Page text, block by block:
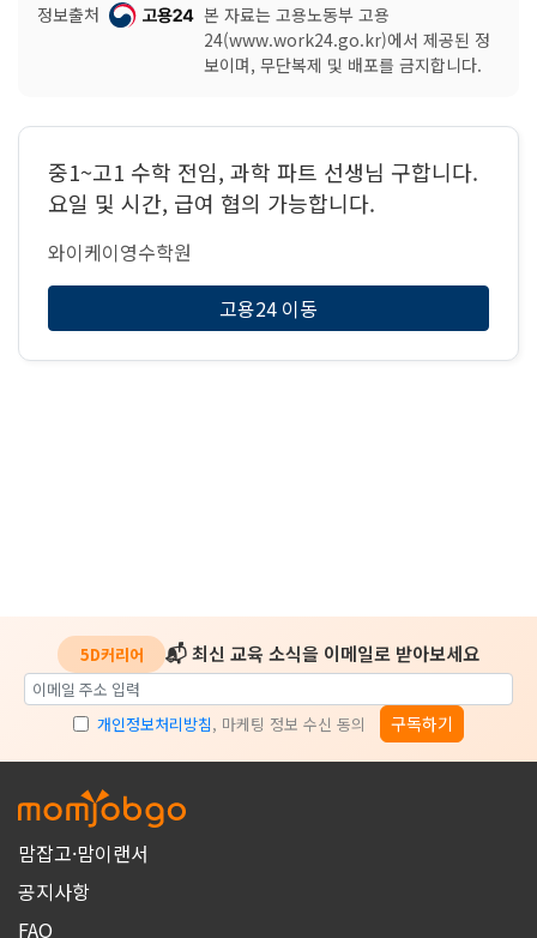
정보출처
본 자료는 고용노동부 고용
24(www.work24.go.kr)에서 제공된 정
보이며, 무단복제 및 배포를 금지합니다.
중1~고1 수학 전임, 과학 파트 선생님 구합니다.
요일 및 시간, 급여 협의 가능합니다.
와이케이영수학원
고용24 이동
5D커리어 📬 최신 교육 소식을 이메일로 받아보세요
개인정보처리방침, 마케팅 정보 수신 동의 구독하기
맘잡고·맘이랜서
공지사항
FAQ